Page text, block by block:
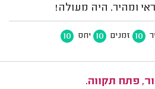
ומהיר. היה מעולה!
10 זמנים 10 יחס 10
פתח תקווה.